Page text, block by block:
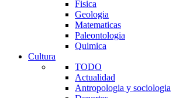
Fisica
Geologia
Matematicas
Paleontologia
Quimica
Cultura
TODO
Actualidad
Antropologia y sociologia